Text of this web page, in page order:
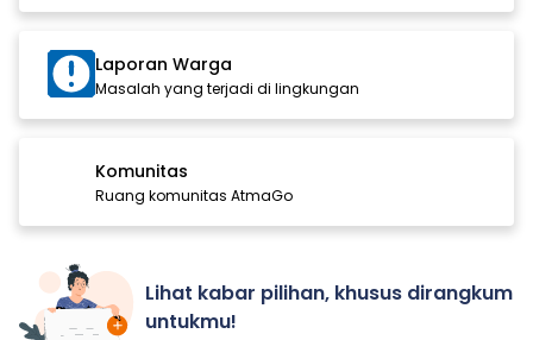
Laporan Warga
Masalah yang terjadi di lingkungan
Komunitas
Ruang komunitas AtmaGo
Lihat kabar pilihan, khusus dirangkum
untukmu!